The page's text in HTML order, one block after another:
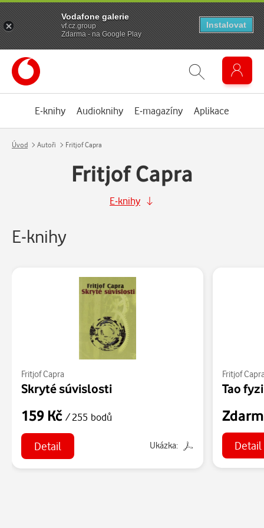
E-knihy Audioknihy E-magazíny Aplikace
Úvod Autoři Fritjof Capra
Fritjof Capra
E-knihy
E-knihy
Fritjof Capra
Skryté súvislosti
159 Kč / 255 bodů
Detail Ukázka:
Fritjof
Tao
Detail
Vodafone galerie
vf.cz.group
Zdarma - na Google Play
Instalovat